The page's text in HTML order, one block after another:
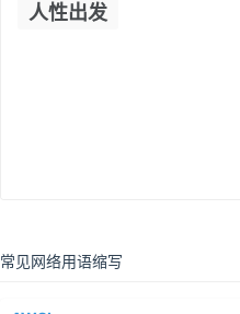
人性出发
常见网络用语缩写